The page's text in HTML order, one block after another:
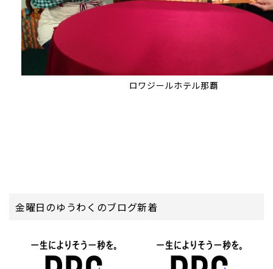
ロワジールホテル那覇
金曜日のゆうわくのブログ新着